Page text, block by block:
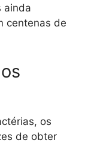
ainda
centenas de
os
de obter